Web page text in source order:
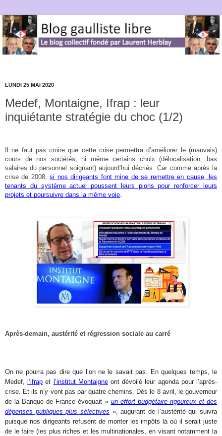
LUNDI 25 MAI 2020
Medef, Montaigne, Ifrap : leur
inquiétante stratégie du choc (1/2)
Il ne faut pas croire que cette crise permettra d’améliorer le (mauvais)
cours de nos sociétés, ni même certains choix (délocalisation, bas
salaires du personnel soignant) aujourd’hui décriés. Car comme après la
crise de 2008,si nos dirigeants font mine de se remettre en cause, les
tenants du système actuel poussent leurs pions pour renforcer leurs
projets et poursuivre dans la même voie.
Après-demain, austérité et régression sociale au carré
On ne pourra pas dire que l’on ne le savait pas. En quelques temps, le
Medef, l’ifrap et l’institut Montaigneont dévoilé leur agenda pour l’après-
crise. Et ils n’y vont pas par quatre chemins. Dès le 8 avril, le gouverneur
de la Banque de France évoquait « un effort budgétaire rigoureux et des
dépenses publiques plus sélectives », augurant de l’austérité qui suivra
puisque nos dirigeants refusent de monter les impôts là où il serait juste
de le faire (les plus riches et les multinationales, en visant notamment la